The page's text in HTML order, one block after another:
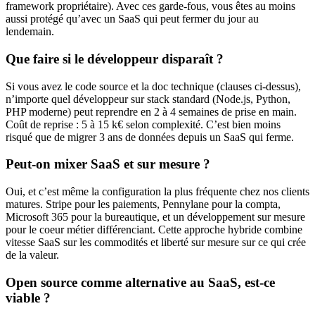
framework propriétaire). Avec ces garde-fous, vous êtes au moins
aussi protégé qu’avec un SaaS qui peut fermer du jour au
lendemain.
Que faire si le développeur disparaît ?
Si vous avez le code source et la doc technique (clauses ci-dessus),
n’importe quel développeur sur stack standard (Node.js, Python,
PHP moderne) peut reprendre en 2 à 4 semaines de prise en main.
Coût de reprise : 5 à 15 k€ selon complexité. C’est bien moins
risqué que de migrer 3 ans de données depuis un SaaS qui ferme.
Peut-on mixer SaaS et sur mesure ?
Oui, et c’est même la configuration la plus fréquente chez nos clients
matures. Stripe pour les paiements, Pennylane pour la compta,
Microsoft 365 pour la bureautique, et un développement sur mesure
pour le coeur métier différenciant. Cette approche hybride combine
vitesse SaaS sur les commodités et liberté sur mesure sur ce qui crée
de la valeur.
Open source comme alternative au SaaS, est-ce
viable ?